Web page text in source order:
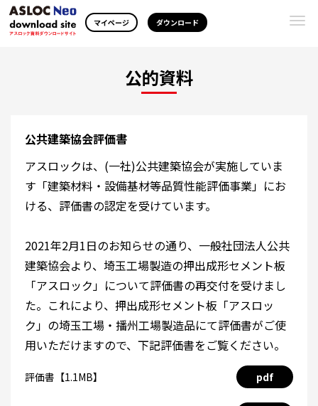
マイページ ダウンロード
公的資料
公共建築協会評価書
アスロックは、(一社)公共建築協会が実施していま
す「建築材料・設備基材等品質性能評価事業」にお
ける、評価書の認定を受けています。
2021年2月1日のお知らせの通り、一般社団法人公共
建築協会より、埼玉工場製造の押出成形セメント板
「アスロック」について評価書の再交付を受けまし
た。これにより、押出成形セメント板「アスロッ
ク」の埼玉工場・播州工場製造品にて評価書がご使
用いただけますので、下記評価書をご覧ください。
評価書【1.1MB】 pdf